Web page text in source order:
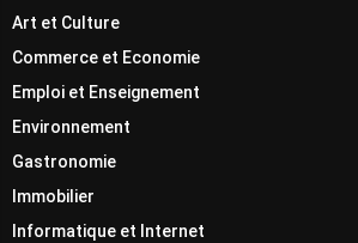
Art et Culture
Commerce et Economie
Emploi et Enseignement
Environnement
Gastronomie
Immobilier
Informatique et Internet